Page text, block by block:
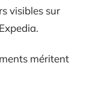
visibles sur
méritent